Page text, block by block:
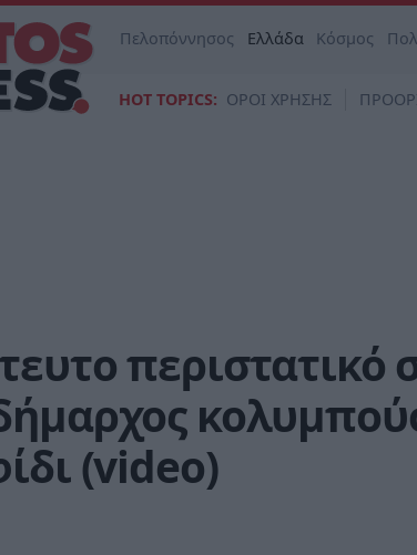
Πελοπόννησος Ελλάδα Κόσμος
HOT TOPICS: ΟΡΟΙ ΧΡΗΣΗΣ
περιστατικό
(video)